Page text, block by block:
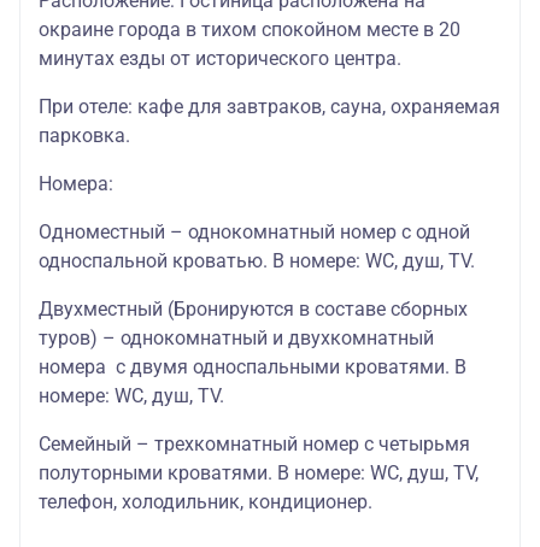
670
18 140
OLD ESTATE
31
46
21 730
окраине города в тихом спокойном месте в 20
минутах езды от исторического центра.
При отеле: кафе для завтраков, сауна, охраняемая
парковка.
Номера:
Одноместный – однокомнатный номер с одной
односпальной кроватью. В номере: WC, душ, TV.
Двухместный (Бронируются в составе сборных
туров) – однокомнатный и двухкомнатный
номера с двумя односпальными кроватями. В
номере: WC, душ, TV.
Семейный – трехкомнатный номер с четырьмя
полуторными кроватями. В номере: WC, душ, TV,
телефон, холодильник, кондиционер.